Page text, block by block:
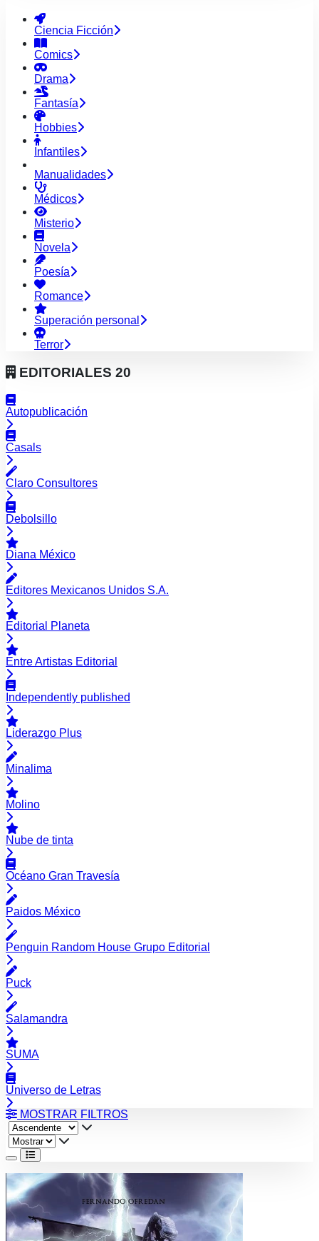
Ciencia Ficción
Comics
Drama
Fantasía
Hobbies
Infantiles
Manualidades
Médicos
Misterio
Novela
Poesía
Romance
Superación personal
Terror
EDITORIALES 20
Autopublicación
Casals
Claro Consultores
Debolsillo
Diana México
Editores Mexicanos Unidos S.A.
Editorial Planeta
Entre Artistas Editorial
Independently published
Liderazgo Plus
Minalima
Molino
Nube de tinta
Océano Gran Travesía
Paidos México
Penguin Random House Grupo Editorial
Puck
Salamandra
SUMA
Universo de Letras
MOSTRAR FILTROS
Ver
libro
Aamarya
El